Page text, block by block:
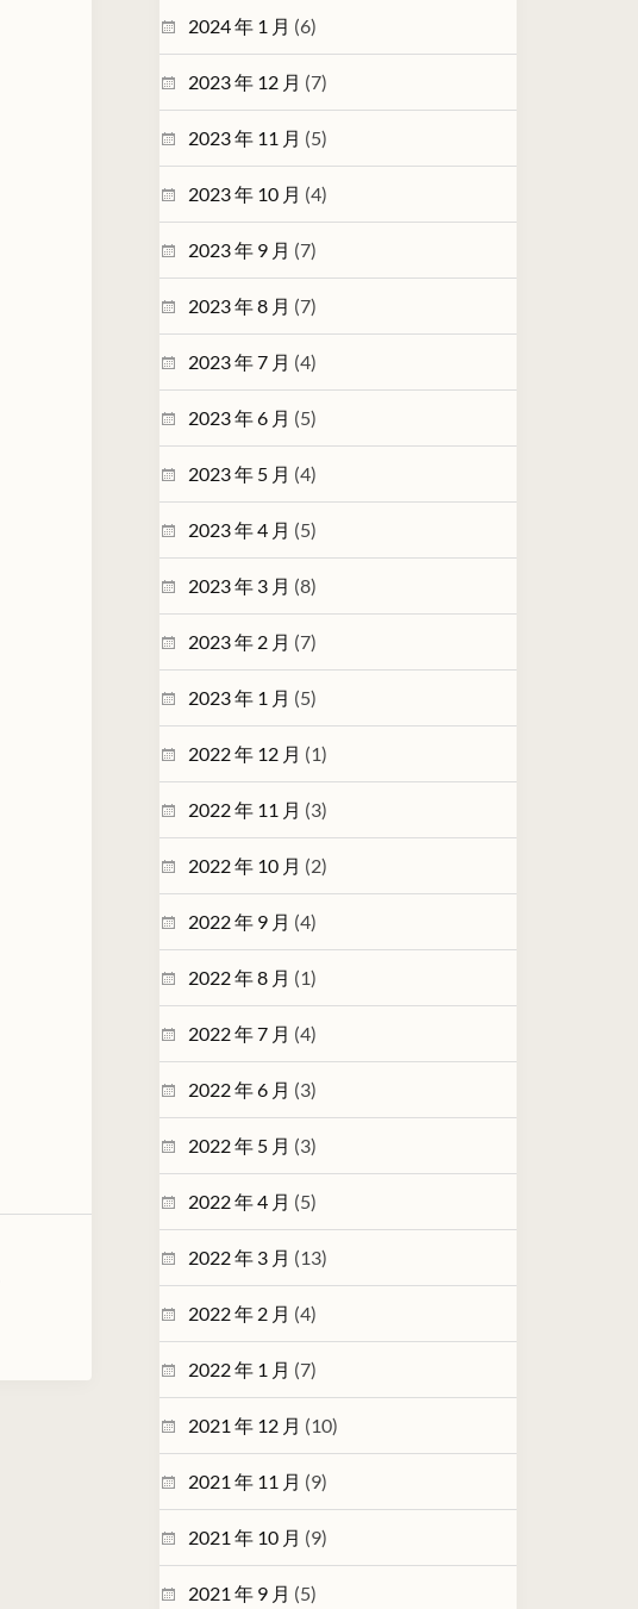
2024 年 1 月 (6)
2023 年 12 月 (7)
2023 年 11 月 (5)
2023 年 10 月 (4)
2023 年 9 月 (7)
2023 年 8 月 (7)
2023 年 7 月 (4)
2023 年 6 月 (5)
2023 年 5 月 (4)
2023 年 4 月 (5)
2023 年 3 月 (8)
2023 年 2 月 (7)
2023 年 1 月 (5)
2022 年 12 月 (1)
2022 年 11 月 (3)
2022 年 10 月 (2)
2022 年 9 月 (4)
2022 年 8 月 (1)
2022 年 7 月 (4)
2022 年 6 月 (3)
2022 年 5 月 (3)
2022 年 4 月 (5)
2022 年 3 月 (13)
2022 年 2 月 (4)
2022 年 1 月 (7)
2021 年 12 月 (10)
2021 年 11 月 (9)
2021 年 10 月 (9)
2021 年 9 月 (5)